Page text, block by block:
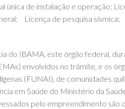
única de instalação e operação;
Licença de pesquisa
do IBAMA, este órgão federal,
envolvidos no trâmite, e os
(FUNAI), de comunidades
em Saúde do Ministério da
pelo empreendimento são